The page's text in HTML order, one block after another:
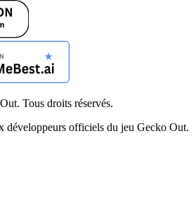
Tous droits réservés.
développeurs officiels du jeu Gecko Out.